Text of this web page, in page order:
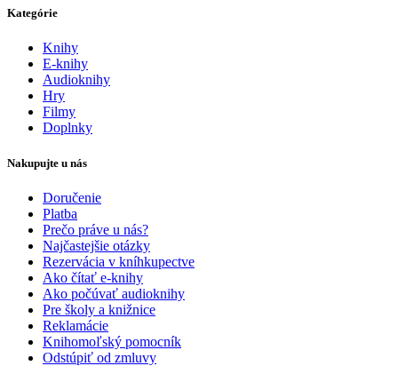
Kategórie
Knihy
E-knihy
Audioknihy
Hry
Filmy
Doplnky
Nakupujte u nás
Doručenie
Platba
Prečo práve u nás?
Najčastejšie otázky
Rezervácia v kníhkupectve
Ako čítať e-knihy
Ako počúvať audioknihy
Pre školy a knižnice
Reklamácie
Knihomoľský pomocník
Odstúpiť od zmluvy